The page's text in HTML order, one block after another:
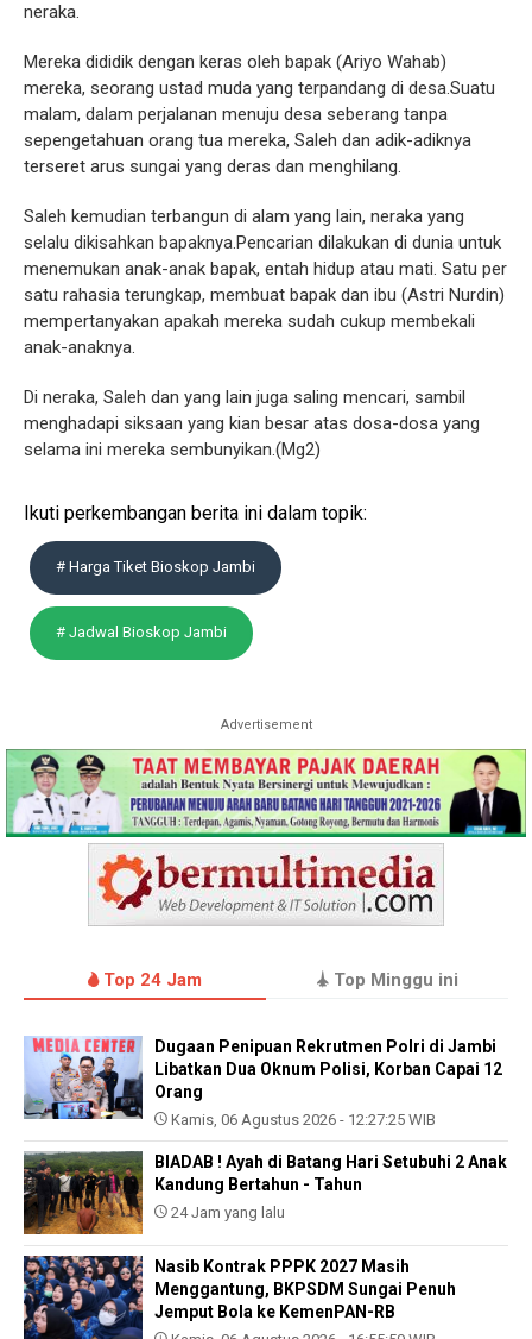
neraka.
Mereka dididik dengan keras oleh bapak (Ariyo Wahab)
mereka, seorang ustad muda yang terpandang di desa.Suatu
malam, dalam perjalanan menuju desa seberang tanpa
sepengetahuan orang tua mereka, Saleh dan adik-adiknya
terseret arus sungai yang deras dan menghilang.
Saleh kemudian terbangun di alam yang lain, neraka yang
selalu dikisahkan bapaknya.Pencarian dilakukan di dunia untuk
menemukan anak-anak bapak, entah hidup atau mati. Satu per
satu rahasia terungkap, membuat bapak dan ibu (Astri Nurdin)
mempertanyakan apakah mereka sudah cukup membekali
anak-anaknya.
Di neraka, Saleh dan yang lain juga saling mencari, sambil
menghadapi siksaan yang kian besar atas dosa-dosa yang
selama ini mereka sembunyikan.(Mg2)
Ikuti perkembangan berita ini dalam topik:
# Harga Tiket Bioskop Jambi
# Jadwal Bioskop Jambi
Advertisement
Top 24 Jam Top Minggu ini
Dugaan Penipuan Rekrutmen Polri di Jambi
Libatkan Dua Oknum Polisi, Korban Capai 12
Orang
Kamis, 06 Agustus 2026 - 12:27:25 WIB
BIADAB ! Ayah di Batang Hari Setubuhi 2 Anak
Kandung Bertahun - Tahun
24 Jam yang lalu
Nasib Kontrak PPPK 2027 Masih
Menggantung, BKPSDM Sungai Penuh
Jemput Bola ke KemenPAN-RB